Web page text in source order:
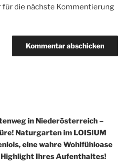
die nächste Kommentierung
in Niederösterreich –
Naturgarten im LOISIUM
eine wahre Wohlfühloase
Ihres Aufenthaltes!